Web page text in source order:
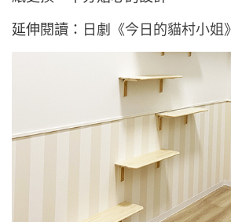
延伸閱讀： 日劇《今日的貓村小姐